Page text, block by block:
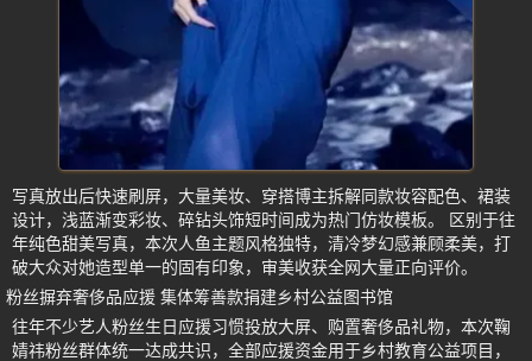
写真放出后快速刷屏，大量美妆、穿搭博主拆解同款妆容配色、裙装
设计，浅蓝渐变彩妆、碎钻头饰短时间成为热门仿妆模板。 区别于往
年纯色甜美写真，本次人鱼主题风格独特，清冷梦幻感兼顾柔美，打
破大众对她造型单一的固有印象，审美收获全网大量正向评价。
粉丝摒弃奢侈品应援 集体筹善款捐建乡村公益图书馆
往年不少艺人粉丝生日应援习惯投放大屏、购置奢侈品礼物，本次鞠
婧祎粉丝群体统一达成共识，全部应援资金用于乡村教育公益项目，